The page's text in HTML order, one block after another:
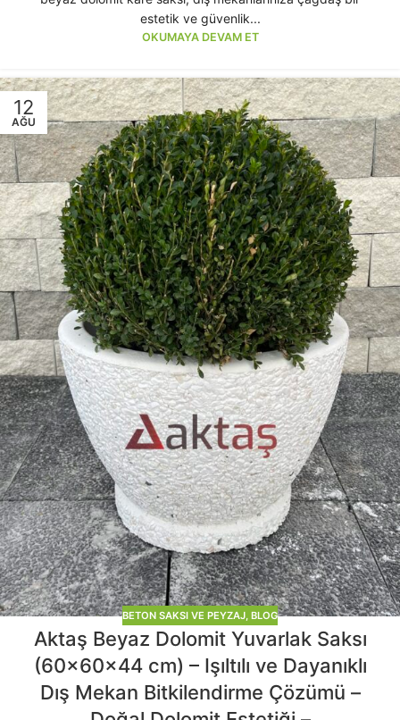
estetik ve güvenlik...
OKUMAYA DEVAM ET
12
AĞU
BETON SAKSI VE PEYZAJ BLOG
Aktaş Beyaz Dolomit Yuvarlak Saksı
(60x60x44 cm) – Işıltılı ve Dayanıklı
Dış Mekan Bitkilendirme Çözümü –